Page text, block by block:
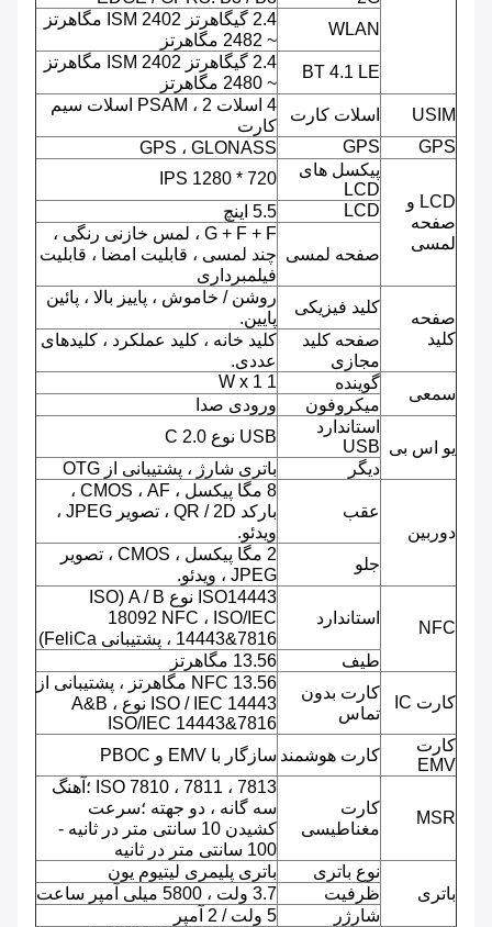
WLAN
2.4 گیگاهرتز ISM 2402 مگاهرتز
~ 2482 مگاهرتز
BT 4.1 LE
2.4 گیگاهرتز ISM 2402 مگاهرتز
~ 2480 مگاهرتز
USIM
اسلات کارت
4 اسلات PSAM ، 2 اسلات سیم
کارت
GPS
GPS GPS ، GLONASS
LCD و
صفحه
لمسی
پیکسل های
LCD
720 * 1280 IPS
LCD
5.5 اینچ
صفحه لمسی
G + F + F ، لمس خازنی رنگی ،
چند لمسی ، قابلیت امضا ، قابلیت
فیلمبرداری
صفحه
کلید
کلید فیزیکی
روشن / خاموش ، پاییز بالا ، پائین
پایین.
صفحه کلید
مجازی
کلید خانه ، کلید عملکرد ، کلیدهای
عددی.
سمعی
گوینده
1 W x 1
میکروفون
ورودی صدا
یو اس بی
استاندارد
USB
USB نوع C 2.0
دیگر
باتری شارژ ، پشتیبانی از OTG
دوربین
عقب
8 مگا پیکسل ، CMOS ، AF ،
بارکد QR / 2D ، تصویر JPEG ،
ویدئو.
جلو
2 مگا پیکسل ، CMOS ، تصویر
JPEG ، ویدئو.
NFC
استاندارد
ISO14443 نوع A / B (ISO
18092 NFC ، ISO/IEC
14443&7816 ، پشتیبانی FeliCa)
طیف
13.56 مگاهرتز
کارت IC
کارت بدون
تماس
NFC 13.56 مگاهرتز ، پشتیبانی از
ISO / IEC 14443 نوع A&B ،
ISO/IEC 14443&7816
کارت
EMV
کارت هوشمند سازگار با EMV و PBOC
MSR
کارت
مغناطیسی
ISO 7810 ، 7811 ، 7813 ؛آهنگ
سه گانه ، دو جهته ؛سرعت
کشیدن 10 سانتی متر در ثانیه -
100 سانتی متر در ثانیه
باتری
نوع باتری
باتری پلیمری لیتیوم یون
ظرفیت
3.7 ولت ، 5800 میلی آمپر ساعت
شارژر
5 ولت / 2 آمپر